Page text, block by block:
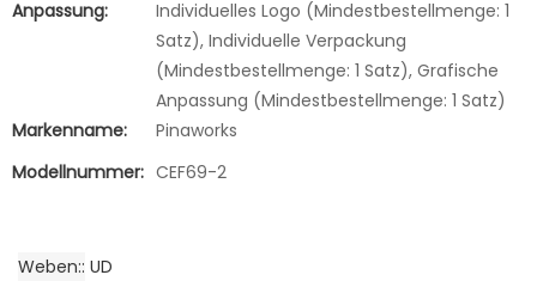
Anpassung:
Individuelles Logo (Mindestbestellmenge: 1
Satz), Individuelle Verpackung
(Mindestbestellmenge: 1 Satz), Grafische
Anpassung (Mindestbestellmenge: 1 Satz)
Markenname:
Pinaworks
Modellnummer: CEF69-2
Weben: UD